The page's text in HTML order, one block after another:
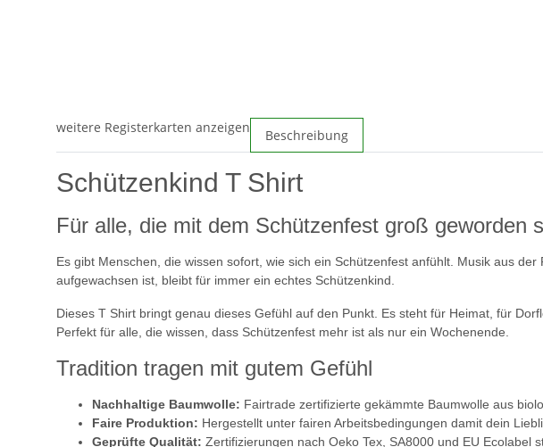
weitere Registerkarten anzeigen Beschreibung
Schützenkind T Shirt
Für alle, die mit dem Schützenfest groß geworden
Es gibt Menschen, die wissen sofort, wie sich ein Schützenfest anfühlt. Musik aus
aufgewachsen ist, bleibt für immer ein echtes Schützenkind.
Dieses T Shirt bringt genau dieses Gefühl auf den Punkt. Es steht für Heimat, für
Perfekt für alle, die wissen, dass Schützenfest mehr ist als nur ein Wochenende.
Tradition tragen mit gutem Gefühl
Nachhaltige Baumwolle: Fairtrade zertifizierte gekämmte Baumwolle aus
Faire Produktion: Hergestellt unter fairen Arbeitsbedingungen damit dein
Geprüfte Qualität: Zertifizierungen nach Oeko Tex, SA8000 und EU Ecolabel